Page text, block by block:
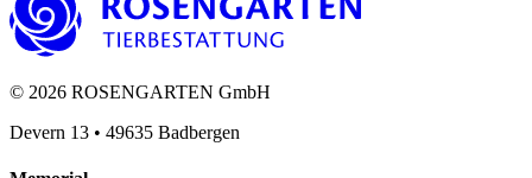
© 2026 ROSENGARTEN GmbH
Devern 13 • 49635 Badbergen